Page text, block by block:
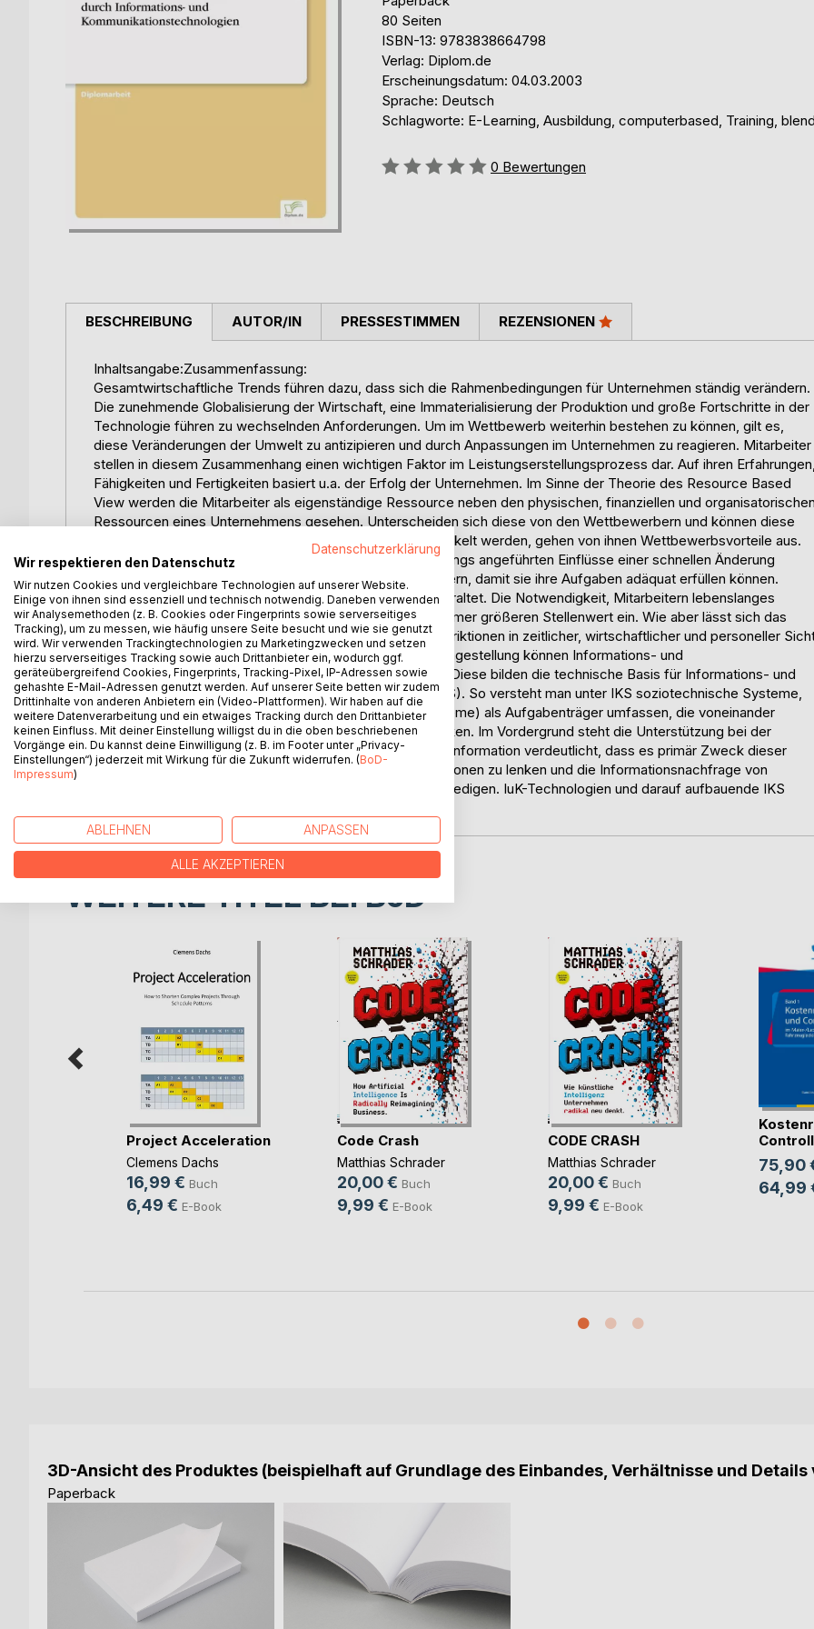
80 Seiten
ISBN-13: 9783838664798
Verlag: Diplom.de
Erscheinungsdatum: 04.03.2003
Sprache: Deutsch
Schlagworte: E-Learning, Ausbildung, computerbased, Training,
Bewertung::
0 Bewertungen
BESCHREIBUNG
Inhaltsangabe:Zusammenfassung:
Gesamtwirtschaftliche Trends führen dazu, dass sich die Rahmenbedingungen für Unternehmen ständig verändern.
Die zunehmende Globalisierung der Wirtschaft, eine Immaterialisierung der Produktion und große Fortschritte in der
Technologie führen zu wechselnden Anforderungen. Um im Wettbewerb weiterhin bestehen zu können, gilt es,
diese Veränderungen der Umwelt zu antizipieren und durch Anpassungen im Unternehmen zu reagieren. Mitarbeiter
stellen in diesem Zusammenhang einen wichtigen Faktor im Leistungserstellungsprozess dar. Auf ihren Erfahrungen,
Fähigkeiten und Fertigkeiten basiert u.a. der Erfolg der Unternehmen. Im Sinne der Theorie des Resource Based
View werden die Mitarbeiter als eigenständige Ressource neben den physischen, finanziellen und organisatorischen
Ressourcen eines Unternehmens gesehen. Unterscheiden sich diese von den Wettbewerbern und können diese
auch nicht über Märkte beschafft bzw. selbständig entwickelt werden, gehen von ihnen Wettbewerbsvorteile aus.
Das beruflich relevante Wissen ist jedoch durch die eingangs angeführten Einflüsse einer schnellen Änderung
unterworfen. Mitarbeiter müssen stetig ihr Wissen erweitern, damit sie ihre Aufgaben adäquat erfüllen können.
Gerade gelernte Inhalte sind dabei in relativ kurzer Zeit veraltet. Die Notwendigkeit, Mitarbeitern lebenslanges
Lernen zu ermöglichen, nimmt in diesem Kontext einen immer größeren Stellenwert ein. Wie aber lässt sich das
lebenslange Lernen vor dem Hintergrund zahlreicher Restriktionen in zeitlicher, wirtschaftlicher und personeller
realisieren? Einen möglichen Ansatz zur Lösung dieser Fragestellung können Informations- und
Kommunikationstechnologien (IuK-Technologien) leisten. Diese bilden die technische Basis für Informations- und
Kommunikationssysteme in der Wirtschaftsinformatik (IKS). So versteht man unter IKS soziotechnische Systeme,
die menschliche und maschinelle Komponenten (Teilsysteme) als Aufgabenträger umfassen, die voneinander
abhängig sind, ineinander greifen und/oder zusammenwirken. Im Vordergrund steht die Unterstützung bei der
Erfüllung betrieblicher Aufgaben. Der Begriffsbestandteil Information verdeutlicht, dass es primär Zweck dieser
Systeme ist, betriebliche Prozesse mit Hilfe von Informationen zu lenken und die Informationsnachfrage von
Aufgabenträgern (sei es Mensch oder Maschine) zu befriedigen. IuK-Technologien und darauf aufbauende IKS
AUTOR/IN PRESSESTIMMEN REZENSIONEN
WEITERE TITEL BEIBoD
Project Acceleration
Clemens Dachs
16,99 € Buch
6,49 € E-Book
Code Crash
Matthias Schrader
20,00 € Buch
9,99 € E-Book
CODE CRASH
Matthias Schrader
20,00 € Buch
9,99 € E-Book
75,90
64,99
3D-Ansicht des Produktes (beispielhaft auf Grundlage des Einbandes, Verhältnisse und
Paperback
Datenschutzerklärung
Wir respektieren den Datenschutz
Wir nutzen Cookies und vergleichbare Technologien auf unserer Website.
Einige von ihnen sind essenziell und technisch notwendig. Daneben verwenden
wir Analysemethoden (z. B. Cookies oder Fingerprints sowie serverseitiges
Tracking), um zu messen, wie häufig unsere Seite besucht und wie sie genutzt
wird. Wir verwenden Trackingtechnologien zu Marketingzwecken und setzen
hierzu serverseitiges Tracking sowie auch Drittanbieter ein, wodurch ggf.
geräteübergreifend Cookies, Fingerprints, Tracking-Pixel, IP-Adressen sowie
gehashte E-Mail-Adressen genutzt werden. Auf unserer Seite betten wir zudem
Drittinhalte von anderen Anbietern ein (Video-Plattformen). Wir haben auf die
weitere Datenverarbeitung und ein etwaiges Tracking durch den Drittanbieter
keinen Einfluss. Mit deiner Einstellung willigst du in die oben beschriebenen
Vorgänge ein. Du kannst deine Einwilligung (z. B. im Footer unter „Privacy-
Einstellungen“) jederzeit mit Wirkung für die Zukunft widerrufen. (BoD-
Impressum)
ABLEHNEN ANPASSEN
ALLE AKZEPTIEREN